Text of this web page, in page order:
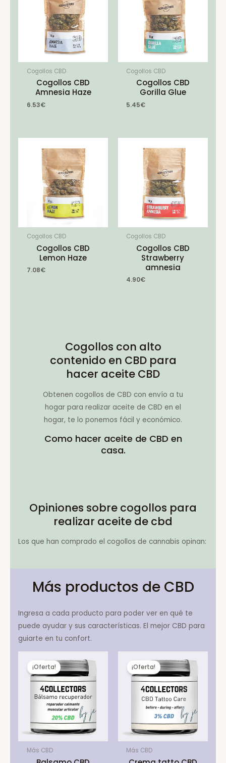
Cogollos CBD
Cogollos CBD
Amnesia Haze
6.53€
Cogollos CBD
Cogollos CBD
Gorilla Glue
5.45€
Cogollos CBD
Cogollos CBD
Lemon Haze
7.08€
Cogollos CBD
Cogollos CBD
Strawberry
amnesia
4.90€
Cogollos con alto
contenido en CBD para
hacer aceite CBD
Obtenen cogollos de CBD con envío a tu
hogar para realizar aceite de CBD en el
hogar, te lo ponemos fácil y económico.
Como hacer aceite de CBD en
casa.
Opiniones sobre cogollos para
realizar aceite de cbd
Los que han comprado el cogollos de cannabis opinan:
Más productos de CBD
Ingresa a cada producto para poder ver en qué te
puede ayudar y sus características. El mejor CBD para
guiarte en tu confort.
¡Oferta!
Más CBD
¡Oferta!
Más CBD